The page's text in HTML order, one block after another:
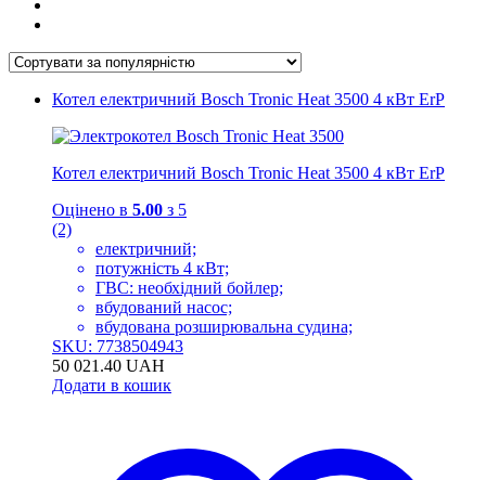
Котел електричний Bosch Tronic Heat 3500 4 кВт ErP
Котел електричний Bosch Tronic Heat 3500 4 кВт ErP
Оцінено в 5.00 з 5
(2)
електричний;
потужність 4 кВт;
ГВС: необхідний бойлер;
вбудований насос;
вбудована розширювальна судина;
SKU: 7738504943
50 021.40 UAH
Додати в кошик